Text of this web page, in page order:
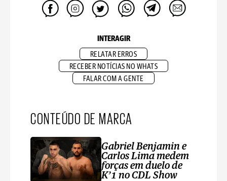
INTERAGIR
RELATAR ERROS
RECEBER NOTÍCIAS NO WHATS
FALAR COM A GENTE
CONTEÚDO DE MARCA
Gabriel Benjamin e
Carlos Lima medem
forças em duelo de
K’1 no CDL Show